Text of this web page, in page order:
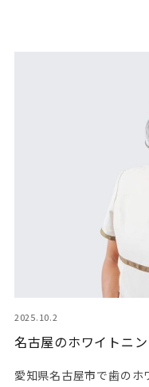
2025.10.2
名古屋のホワイトニ
愛知県名古屋市で歯のホ